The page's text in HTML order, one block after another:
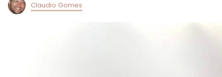
Claudio Gomes